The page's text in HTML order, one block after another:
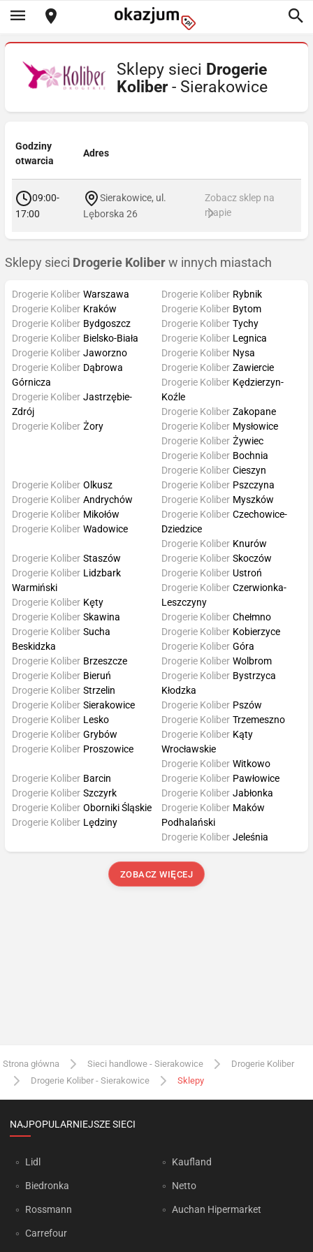
Sklepy sieci Drogerie
Koliber- Sierakowice
Godziny
otwarcia
Adres
09:00-
17:00
Sierakowice, ul.
Lęborska 26
Zobacz sklep na
mapie
Sklepy sieci Drogerie Koliber w innych miastach
Drogerie Koliber Warszawa
Drogerie Koliber Kraków
Drogerie Koliber Bydgoszcz
Drogerie Koliber Bielsko-Biała
Drogerie Koliber Rybnik
Drogerie Koliber Bytom
Drogerie Koliber Tychy
Drogerie Koliber Legnica
Drogerie Koliber Jaworzno
Drogerie Koliber Dąbrowa
Górnicza
Drogerie Koliber Jastrzębie-
Zdrój
Drogerie Koliber Żory
Drogerie Koliber Nysa
Drogerie Koliber Zawiercie
Drogerie Koliber Kędzierzyn-
Koźle
Drogerie Koliber Zakopane
Drogerie Koliber Mysłowice
Drogerie Koliber Żywiec
Drogerie Koliber Bochnia
Drogerie Koliber Cieszyn
Drogerie Koliber Olkusz
Drogerie Koliber Andrychów
Drogerie Koliber Mikołów
Drogerie Koliber Wadowice
Drogerie Koliber Pszczyna
Drogerie Koliber Myszków
Drogerie Koliber Czechowice-
Dziedzice
Drogerie Koliber Knurów
Drogerie Koliber Staszów
Drogerie Koliber Lidzbark
Warmiński
Drogerie Koliber Kęty
Drogerie Koliber Skawina
Drogerie Koliber Skoczów
Drogerie Koliber Ustroń
Drogerie Koliber Czerwionka-
Leszczyny
Drogerie Koliber Chełmno
Drogerie Koliber Sucha
Beskidzka
Drogerie Koliber Brzeszcze
Drogerie Koliber Bieruń
Drogerie Koliber Strzelin
Drogerie Koliber Kobierzyce
Drogerie Koliber Góra
Drogerie Koliber Wolbrom
Drogerie Koliber Bystrzyca
Kłodzka
Drogerie Koliber Sierakowice
Drogerie Koliber Lesko
Drogerie Koliber Grybów
Drogerie Koliber Proszowice
Drogerie Koliber Pszów
Drogerie Koliber Trzemeszno
Drogerie Koliber Kąty
Wrocławskie
Drogerie Koliber Witkowo
Drogerie Koliber Barcin
Drogerie Koliber Szczyrk
Drogerie Koliber Oborniki Śląskie
Drogerie Koliber Lędziny
Drogerie Koliber Pawłowice
Drogerie Koliber Jabłonka
Drogerie Koliber Maków
Podhalański
Drogerie Koliber Jeleśnia
ZOBACZ WIĘCEJ
Strona główna Sieci handlowe - Sierakowice
Drogerie Koliber
Drogerie Koliber - Sierakowice
Sklepy
NAJPOPULARNIEJSZE SIECI
Lidl
Biedronka
Rossmann
Carrefour
Kaufland
Netto
Auchan Hipermarket